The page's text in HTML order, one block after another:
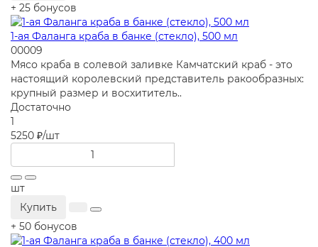
+ 25 бонусов
1-ая Фаланга краба в банке (стекло), 500 мл
00009
Мясо краба в солевой заливке Камчатский краб - это
настоящий королевский представитель ракообразных:
крупный размер и восхититель..
Достаточно
1
5250 ₽/шт
шт
Купить
+ 50 бонусов